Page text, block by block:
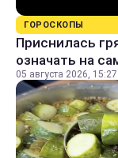
ГОРОСКОПЫ
Приснилась
означать на
05 августа 2026, 15:27